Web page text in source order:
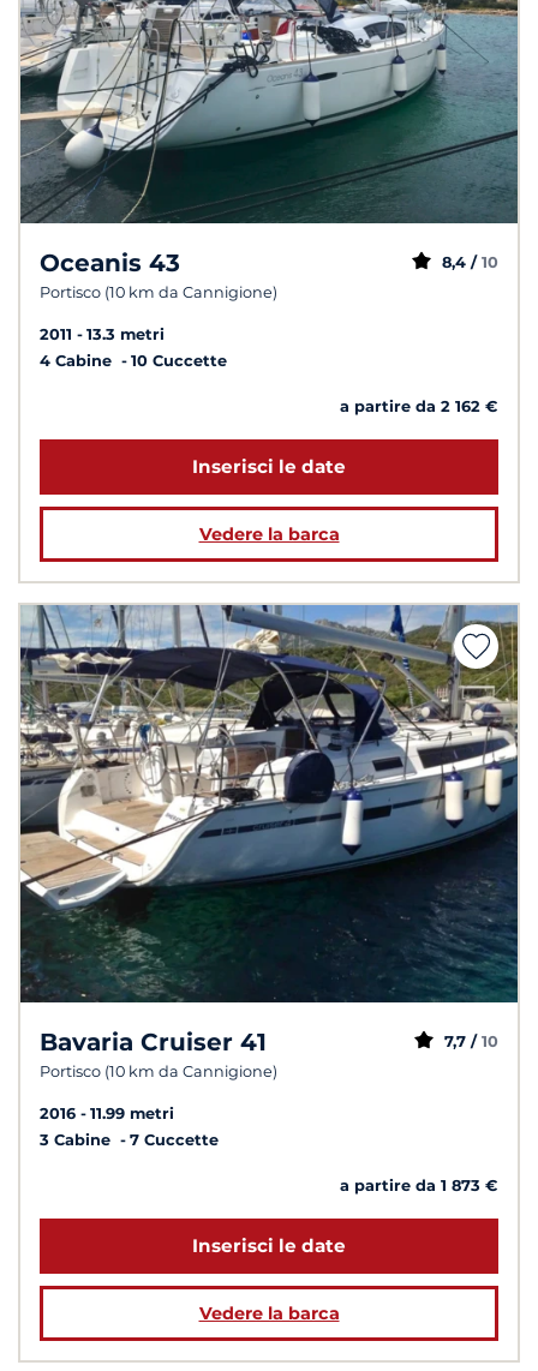
Oceanis 43
Portisco (10 km da Cannigione)
8,4 / 10
2011
13.3 metri
4 Cabine
10 Cuccette
a partire da 2 162 €
Inserisci le date
Vedere la barca
Bavaria Cruiser 41
Portisco (10 km da Cannigione)
7,7 / 10
2016
11.99 metri
3 Cabine
7 Cuccette
a partire da 1 873 €
Inserisci le date
Vedere la barca